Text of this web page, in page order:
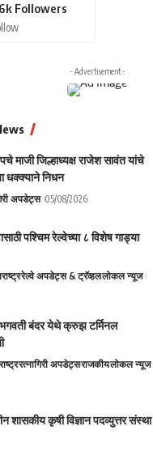
Followers
- Advertisement -
माजी जिल्हाध्यक्ष राजेश सावंत यांचे
धक्क्याने निधन
अपडेट्स 05/08/2026
पश्चिम रेल्वेच्या ८ विशेष गाड्या
रेल्वे अपडेट्स & ट्रॅव्हललोकल न्यूज
भगवती बंदर येथे क्रुझ टर्मिनल
रत्नागिरी अपडेट्सराजकीयलोकल न्यूज
शासकीय कृषी विज्ञान पदव्युत्तर संस्था